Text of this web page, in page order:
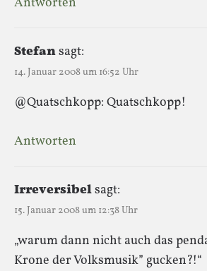
Stefansagt:
14. Januar 2008 um 16:52 Uhr
@Quatschkopp: Quatschkopp!
Antworten
Irreversibelsagt:
15. Januar 2008 um 12:38 Uhr
„warum dann nicht auch das
Krone der Volksmusik” gucken?!“